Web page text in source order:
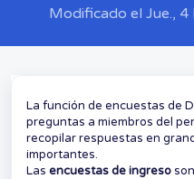
Modificado el Jue., 4
La función de encuestas de
preguntas a miembros del
recopilar respuestas en
importantes.
Las encuestas de ingreso